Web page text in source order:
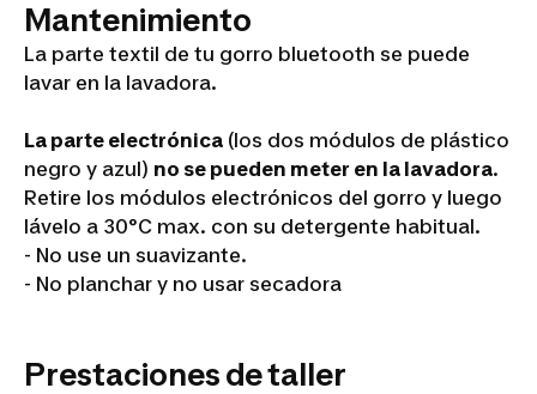
Mantenimiento
La parte textil de tu gorro bluetooth se puede
lavar en la lavadora.
La parte electrónica (los dos módulos de plástico
negro y azul) no se pueden meter en la lavadora.
Retire los módulos electrónicos del gorro y luego
lávelo a 30°C max. con su detergente habitual.
- No use un suavizante.
- No planchar y no usar secadora
Prestaciones de taller